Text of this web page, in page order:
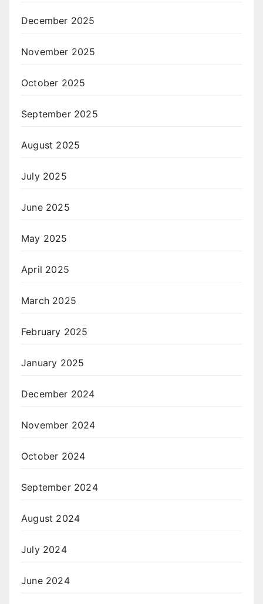
December 2025
November 2025
October 2025
September 2025
August 2025
July 2025
June 2025
May 2025
April 2025
March 2025
February 2025
January 2025
December 2024
November 2024
October 2024
September 2024
August 2024
July 2024
June 2024